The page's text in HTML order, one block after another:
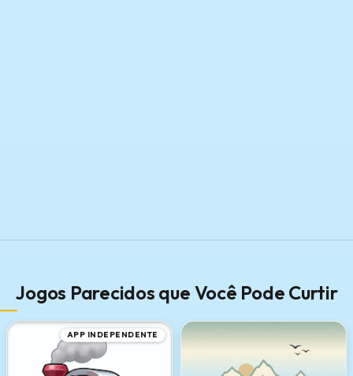
Jogos Parecidos que Você Pode Curtir
APP INDEPENDENTE